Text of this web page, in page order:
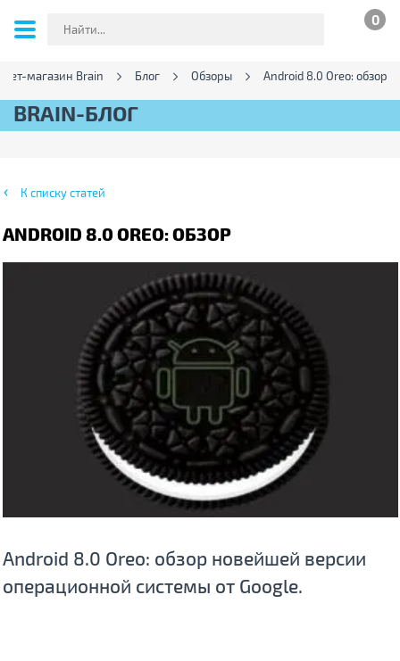
0
магазин Brain Блог Обзоры Android 8.0 Oreo: обзор
BRAIN-БЛОГ
К списку статей
ANDROID 8.0 OREO: ОБЗОР
Android 8.0 Oreo: обзор новейшей версии
операционной системы от Google.